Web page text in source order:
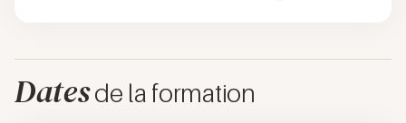
Datesde la formation